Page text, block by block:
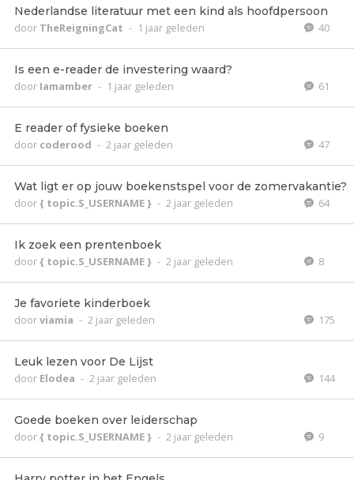
Nederlandse literatuur met een kind als hoofdpersoon
door TheReigningCat - 1 jaar geleden 40
Is een e-reader de investering waard?
door Iamamber - 1 jaar geleden 61
E reader of fysieke boeken
door coderood - 2 jaar geleden 47
Wat ligt er op jouw boekenstspel voor de zomervakantie?
door{ topic.S_USERNAME } - 2 jaar geleden 64
Ik zoek een prentenboek
door{ topic.S_USERNAME } - 2 jaar geleden 8
Je favoriete kinderboek
doorviamia - 2 jaar geleden 175
Leuk lezen voor De Lijst
door Elodea - 2 jaar geleden 144
Goede boeken over leiderschap
door{ topic.S_USERNAME } - 2 jaar geleden 9